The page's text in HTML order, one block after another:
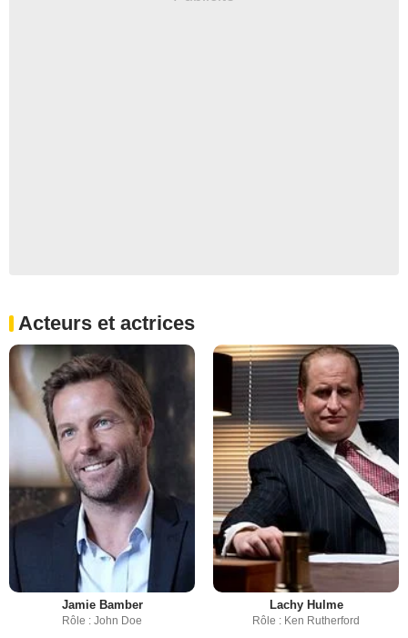
Acteurs et actrices
Jamie Bamber
Rôle : John Doe
Lachy Hulme
Rôle : Ken Rutherford